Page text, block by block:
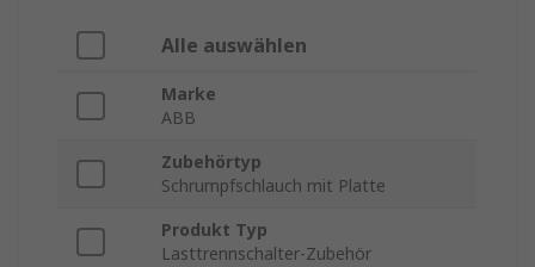
Alle auswählen
Marke
ABB
Zubehörtyp
Schrumpfschlauch mit Platte
Produkt Typ
Lasttrennschalter-Zubehör